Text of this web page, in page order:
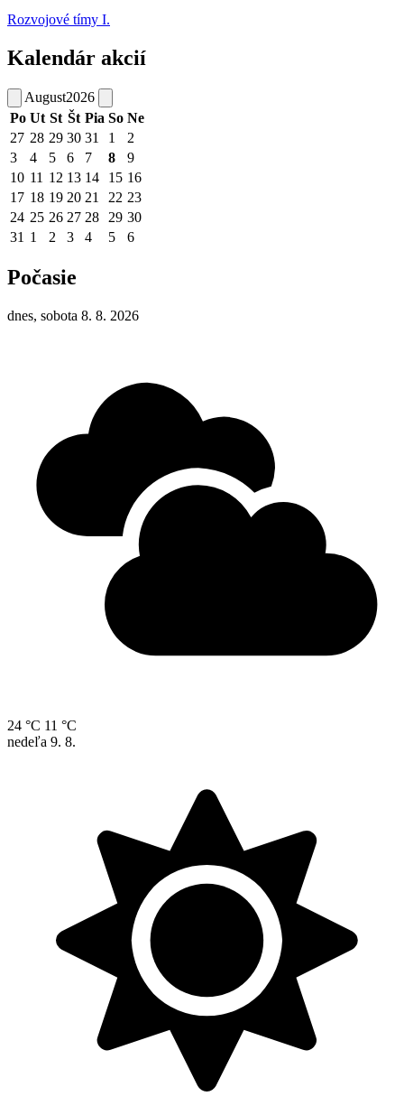
Rozvojové tímy I.
Kalendár akcií
August2026
Po Ut St Št Pia So Ne
27 28 29 30 31 1
2
3
4 5 6 7 8
9
10 11 12 13 14 15 16
17 18 19 20 21 22 23
24 25 26 27 28 29 30
31 1 2 3 4 5 6
Počasie
dnes, sobota 8. 8. 2026
24 °C 11 °C
nedeľa 9. 8.